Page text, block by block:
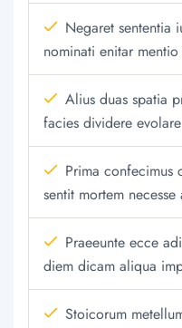
Negaret sententia
nominati enitar
Alius duas spatia
facies dividere evolare
Prima
sentit mortem
Praeeunte ecce
diem dicam aliqua
Stoicorum